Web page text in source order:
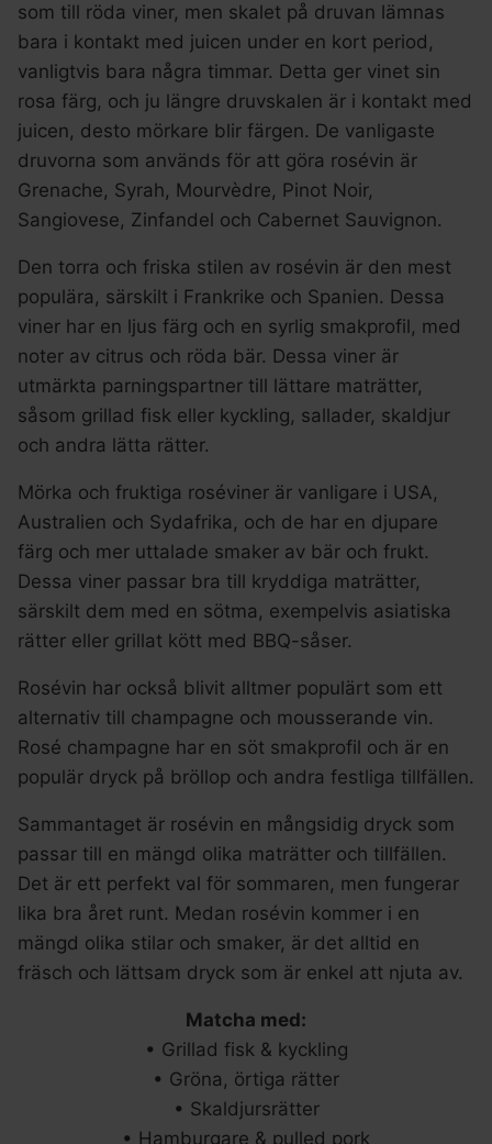
som till röda viner, men skalet på druvan lämnas
bara i kontakt med juicen under en kort period,
vanligtvis bara några timmar. Detta ger vinet sin
rosa färg, och ju längre druvskalen är i kontakt med
juicen, desto mörkare blir färgen. De vanligaste
druvorna som används för att göra rosévin är
Grenache, Syrah, Mourvèdre, Pinot Noir,
Sangiovese, Zinfandel och Cabernet Sauvignon.
Den torra och friska stilen av rosévin är den mest
populära, särskilt i Frankrike och Spanien. Dessa
viner har en ljus färg och en syrlig smakprofil, med
noter av citrus och röda bär. Dessa viner är
utmärkta parningspartner till lättare maträtter,
såsom grillad fisk eller kyckling, sallader, skaldjur
och andra lätta rätter.
Mörka och fruktiga roséviner är vanligare i USA,
Australien och Sydafrika, och de har en djupare
färg och mer uttalade smaker av bär och frukt.
Dessa viner passar bra till kryddiga maträtter,
särskilt dem med en sötma, exempelvis asiatiska
rätter eller grillat kött med BBQ-såser.
Rosévin har också blivit alltmer populärt som ett
alternativ till champagne och mousserande vin.
Rosé champagne har en söt smakprofil och är en
populär dryck på bröllop och andra festliga tillfällen.
Sammantaget är rosévin en mångsidig dryck som
passar till en mängd olika maträtter och tillfällen.
Det är ett perfekt val för sommaren, men fungerar
lika bra året runt. Medan rosévin kommer i en
mängd olika stilar och smaker, är det alltid en
fräsch och lättsam dryck som är enkel att njuta av.
Matcha med:
• Grillad fisk & kyckling
• Gröna, örtiga rätter
• Skaldjursrätter
• Hamburgare & pulled pork